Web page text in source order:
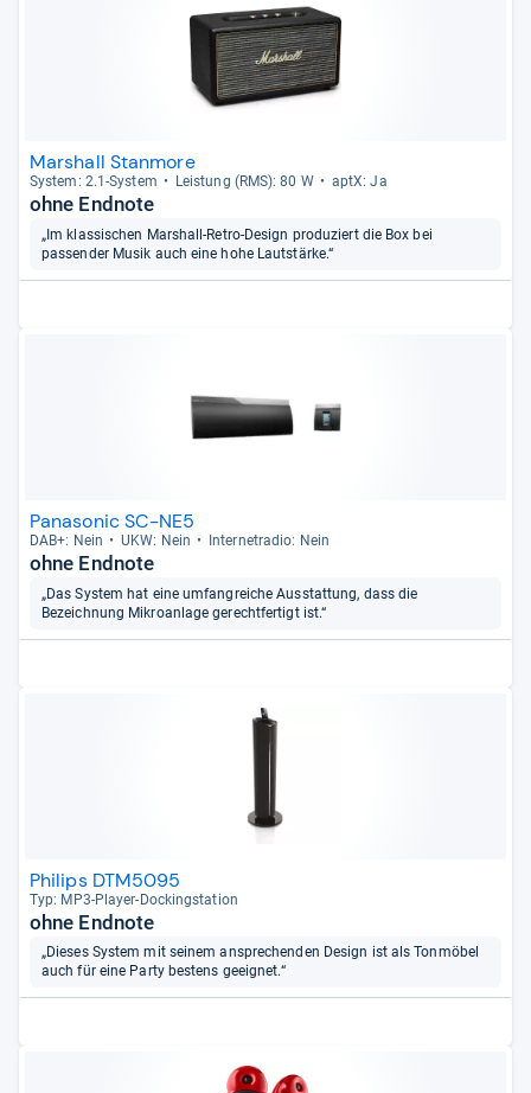
Marshall Stanmore
Sys­tem: 2.1-​Sys­tem Leis­tung (RMS): 80 W aptX: Ja
ohne Endnote
„Im klassischen Marshall-Retro-Design produziert die Box bei
passender Musik auch eine hohe Lautstärke.“
Panasonic SC-NE5
DAB+: Nein UKW: Nein Inter­ne­tra­dio: Nein
ohne Endnote
„Das System hat eine umfangreiche Ausstattung, dass die
Bezeichnung Mikroanlage gerechtfertigt ist.“
Philips DTM5095
Typ: MP3-​Player-​Dockings­ta­tion
ohne Endnote
„Dieses System mit seinem ansprechenden Design ist als Tonmöbel
auch für eine Party bestens geeignet.“